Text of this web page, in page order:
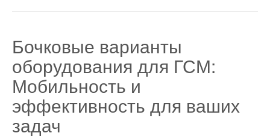
Бочковые варианты
оборудования для ГСМ:
Мобильность и
эффективность для ваших
задач